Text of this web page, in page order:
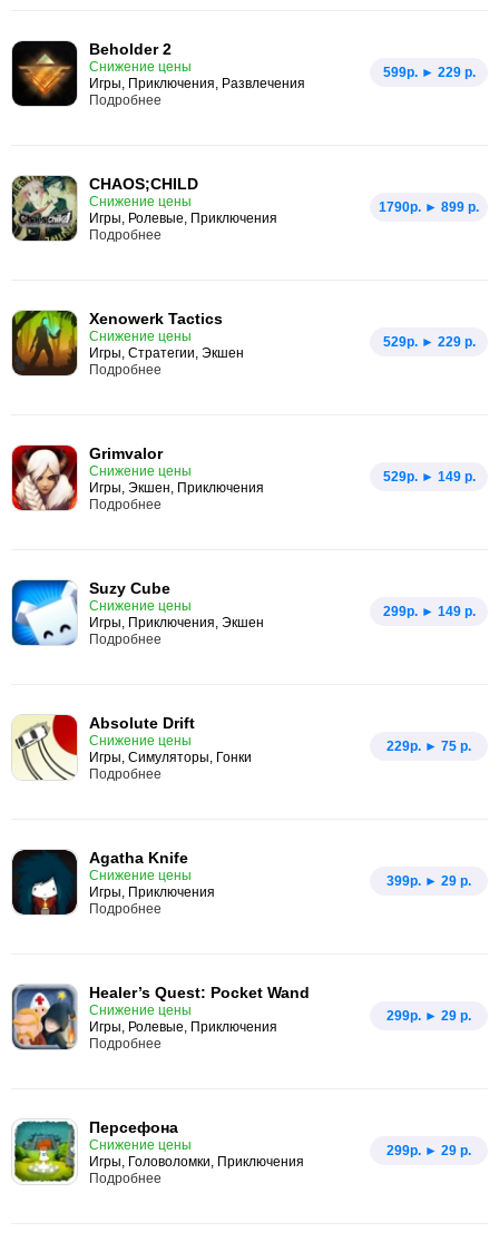
Beholder 2
Снижение цены
Игры, Приключения, Развлечения
599p. ► 229 р.
Подробнее
CHAOS;CHILD
Снижение цены
Игры, Ролевые, Приключения
1790p. ► 899 р.
Подробнее
Xenowerk Tactics
Снижение цены
Игры, Стратегии, Экшен
529p. ► 229 р.
Подробнее
Grimvalor
Снижение цены
Игры, Экшен, Приключения
529p. ► 149 р.
Подробнее
Suzy Cube
Снижение цены
Игры, Приключения, Экшен
299p. ► 149 р.
Подробнее
Absolute Drift
Снижение цены
Игры, Симуляторы, Гонки
229p. ► 75 р.
Подробнее
Agatha Knife
Снижение цены
Игры, Приключения
399p. ► 29 р.
Подробнее
Healer’s Quest: Pocket Wand
Снижение цены
Игры, Ролевые, Приключения
299p. ► 29 р.
Подробнее
Персефона
Снижение цены
Игры, Головоломки, Приключения
299p. ► 29 р.
Подробнее